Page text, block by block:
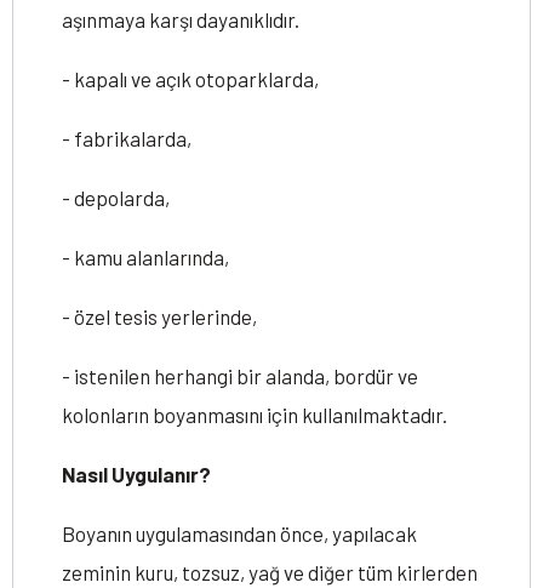
aşınmaya karşı dayanıklıdır.
- kapalı ve açık otoparklarda,
- fabrikalarda,
- depolarda,
- kamu alanlarında,
- özel tesis yerlerinde,
- istenilen herhangi bir alanda, bordür ve
kolonların boyanmasını için kullanılmaktadır.
Nasıl Uygulanır?
Boyanın uygulamasından önce, yapılacak
zeminin kuru, tozsuz, yağ ve diğer tüm kirlerden